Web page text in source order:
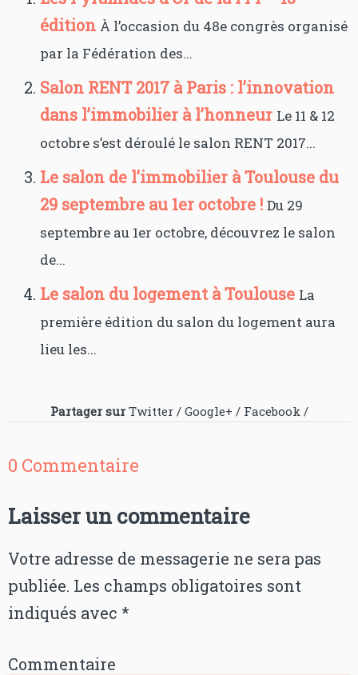
édition À l’occasion du 48e congrès organisé
par la Fédération des...
Salon RENT 2017 à Paris : l’innovation
dans l’immobilier à l’honneur Le 11 & 12
octobre s’est déroulé le salon RENT 2017...
Le salon de l’immobilier à Toulouse du
29 septembre au 1er octobre ! Du 29
septembre au 1er octobre, découvrez le salon
de...
Le salon du logement à Toulouse La
première édition du salon du logement aura
lieu les...
Partager sur Twitter / Google+ / Facebook /
0 Commentaire
Laisser un commentaire
Votre adresse de messagerie ne sera pas
publiée. Les champs obligatoires sont
indiqués avec *
Commentaire